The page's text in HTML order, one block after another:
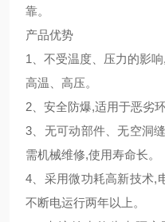
靠。
产品优势
1、不受温度、压力的影
高温、高压。
2、安全防爆,适用于恶劣环
3、无可动部件、无空洞
需机械维修,使用寿命长。
4、采用微功耗高新技术,
不断电运行两年以上。